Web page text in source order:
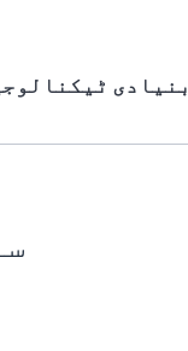
بنیادی